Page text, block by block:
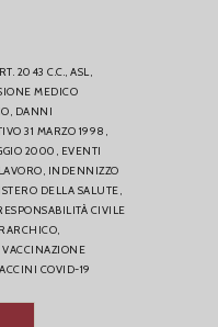
2043 C.C., ASL,
MEDICO
DANNI
31 MARZO 1998,
2000, EVENTI
INDENNIZZO
DELLA SALUTE,
CIVILE
VACCINAZIONE
COVID-19